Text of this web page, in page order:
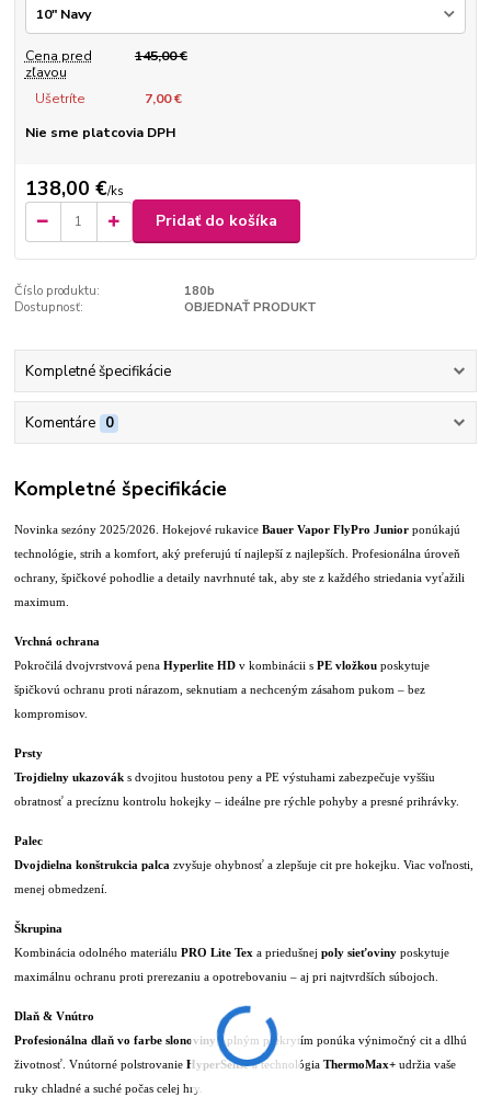
Cena pred
zľavou
145,00 €
Ušetríte
7,00 €
Nie sme platcovia DPH
138,00 €/ks
Pridať do košíka
Číslo produktu:
180b
Dostupnosť:
OBJEDNAŤ PRODUKT
Kompletné špecifikácie
Komentáre 0
Kompletné špecifikácie
Novinka sezóny 2025/2026. Hokejové rukaviceBauer Vapor FlyPro Junior ponúkajú
technológie, strih a komfort, aký preferujú tí najlepší z najlepších. Profesionálna úroveň
ochrany, špičkové pohodlie a detaily navrhnuté tak, aby ste z každého striedania vyťažili
maximum.
Vrchná ochrana
Pokročilá dvojvrstvová penaHyperlite HD v kombinácii sPE vložkou poskytuje
špičkovú ochranu proti nárazom, seknutiam a nechceným zásahom pukom – bez
kompromisov.
Prsty
Trojdielny ukazovák s dvojitou hustotou peny a PE výstuhami zabezpečuje vyššiu
obratnosť a precíznu kontrolu hokejky – ideálne pre rýchle pohyby a presné prihrávky.
Palec
Dvojdielna konštrukcia palca zvyšuje ohybnosť a zlepšuje cit pre hokejku. Viac voľnosti,
menej obmedzení.
Škrupina
Kombinácia odolného materiáluPRO Lite Tex a priedušnejpoly sieťoviny poskytuje
maximálnu ochranu proti prerezaniu a opotrebovaniu – aj pri najtvrdších súbojoch.
Dlaň & Vnútro
Profesionálna dlaň vo farbe slonovinys plným prekrytím ponúka výnimočný cit a dlhú
životnosť. Vnútorné polstrovanieHyperSensea technológiaThermoMax+ udržia vaše
ruky chladné a suché počas celej hry.